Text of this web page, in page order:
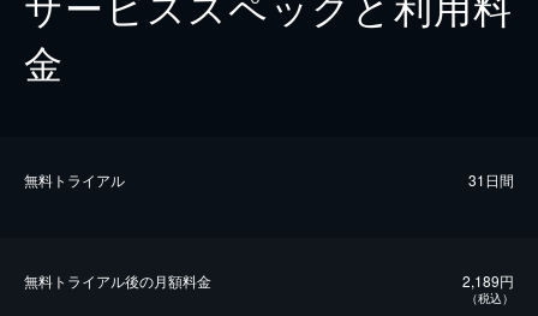
金
無料トライアル 31日間
無料トライアル後の⽉額料金 2,189円
（税込）